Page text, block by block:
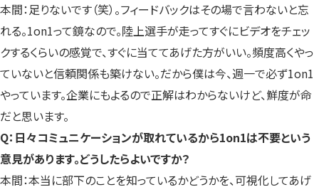
本間：足りないです（笑）。フィードバックはその場で言わないと忘
れる。1on1って鏡なので。陸上選手が走ってすぐにビデオをチェッ
クするくらいの感覚で、すぐに当ててあげた方がいい。頻度高くやっ
ていないと信頼関係も築けない。だから僕は今、週一で必ず1on1
やっています。企業にもよるので正解はわからないけど、鮮度が命
だと思います。
Q：日々コミュニケーションが取れているから1on1は不要という
意見があります。どうしたらよいですか？
本間：本当に部下のことを知っているかどうかを、可視化してあげ